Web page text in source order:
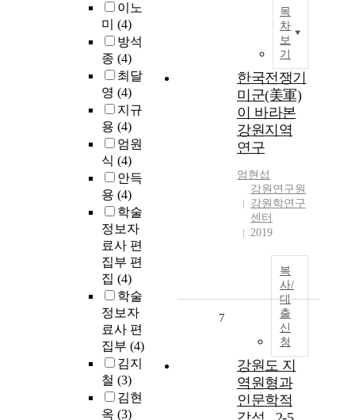
이노
미 (4)
방석
종 (4)
최달
영 (4)
지규
용 (4)
엄원
식 (4)
안득
용 (4)
학술
정보자
료사 편
집부 편
집 (4)
학술
정보자
료사 편
집부 (4)
김지
철 (3)
김현
옥 (3)
목
차
보
기
한국전쟁기
미군(美軍)
이 바라본
강원지역
연구
엄현섭
강원연구원
강원학연구
센터
2019
복
사/
대
출
신
청
7
강원도 지
역원형과
인문학적